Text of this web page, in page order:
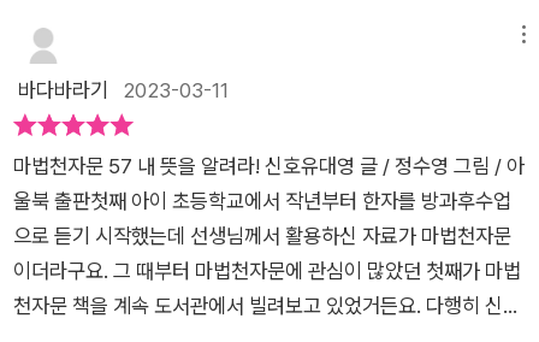
력을 흡수할 수 있었고,​싸움에 밀리던 중시엔의 도움으로 위기를
모면할 수 있었어요​잠시 정신을 잃은 오공은꿈 속에서 삼장이 등
장했지만​자신을 기억하지 못하는오공에게 탓하는데요​얼른 삼장
을 기억해 줬으면 ㅠㅠ​나머지는 <마법 천자문 57권>을자세히
읽어보시며즐겨보시길!!^^​초판 한정 엽서57권 초판 한정으로작
가의 싸인이 담겨있는​마법천자문 멋진 엽서가함께 동봉되어있어
요~AR 마공앱<마법 천자문>의 새로운 기능을 만나보신적 있으
신가요?​저도 54권 부터 새롭게 선보인마공앱을 통해서 한자 어
휘를배워 볼 수 있다는 사실을 알고깜짝놀랐어요~​AR과 함께 즐
진 AR 앱으로 어휘 반복학습도 가능하고요.​수상한 리더들을 도
와 밤거리를 헤매던 오공, 빌런인 주름 가면을 만나 전투를 하게
되고, 그사이 이상한 마법을 주입당해요.​리더 대장 사이온 덕분에
가?!?이전 사건의 원인을 파악하기 위해 시엔과 리포소를 찾지만
또 사건사고가 생겨버리고 그때 리포소의 주인인 이향의 등장! 과
연 오공은 무사히 빠져나갈 수 있을까요? 그리고 아람치와 다시
만날 수도 있을까요? 주름 가면의 정체는?? 58권이 기다려집니
다.마지막 장 실전 테스트에는 심화 테스트도 실려있어 문해력까
바다바라기 2023-03-11
마법천자문 57 내 뜻을 알려라! 신호​유대영 글 / 정수영 그림 / 아
울북 출판첫째 아이 초등학교에서 작년부터 한자를 방과후수업
으로 듣기 시작했는데 선생님께서 활용하신 자료가 마법천자문
이더라구요. 그 때부터 마법천자문에 관심이 많았던 첫째가 마법
천자문 책을 계속 도서관에서 빌려보고 있었거든요. 다행히 신간